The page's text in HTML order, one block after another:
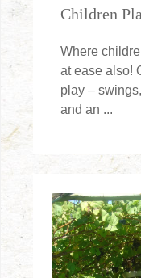
Children
Where
at ease also!
play –
and an ...